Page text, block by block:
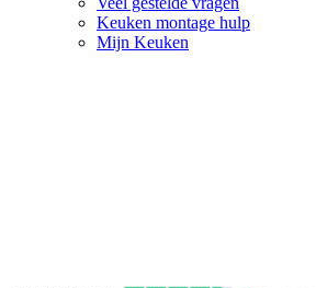
Keuken montage hulp
Mijn Keuken